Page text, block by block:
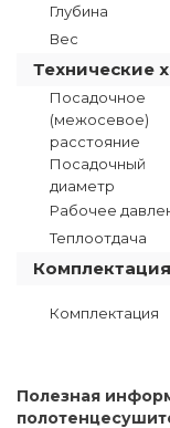
Глубина
Вес
Технические
Посадочное
(межосевое)
расстояние
Посадочный
диаметр
Рабочее
Теплоотдача
Комплектация
Комплектация
Полезная